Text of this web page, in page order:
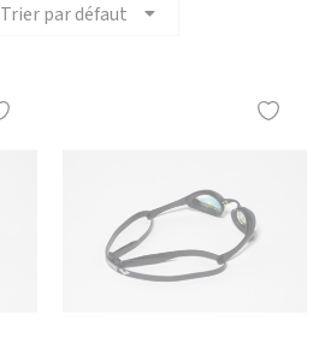
Trier par défaut